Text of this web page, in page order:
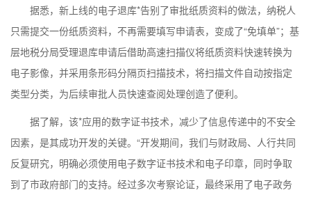
据悉，新上线的电子退库*告别了审批纸质资料的做法，纳税人
只需提交一份纸质资料，不再需要填写申请表，变成了“免填单”；基
层地税分局受理退库申请后借助高速扫描仪将纸质资料快速转换为
电子影像，并采用条形码分隔页扫描技术，将扫描文件自动按指定
类型分类，为后续审批人员快速查阅处理创造了便利。
据了解，该*应用的数字证书技术，减少了信息传递中的不安全
因素，是其成功开发的关键。“开发期间，我们与财政局、人行共同
反复研究，明确必须使用电子数字证书技术和电子印章，同时争取
到了市政府部门的支持。经过多次考察论证，最终采用了电子政务